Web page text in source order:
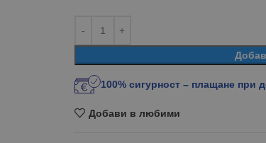
100% сигурност – плащане при
Добави в любими